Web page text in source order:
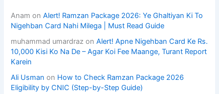
Anam onAlert! Ramzan Package 2026: Ye Ghaltiyan Ki To
Nigehban Card Nahi Milega | Must Read Guide
muhammad umardraz onAlert! Apne Nigehban Card Ke Rs.
10,000 Kisi Ko Na De – Agar Koi Fee Maange, Turant Report
Karein
Ali Usman on How to Check Ramzan Package 2026
Eligibility by CNIC (Step-by-Step Guide)